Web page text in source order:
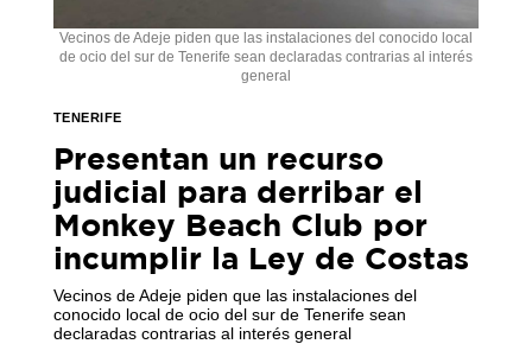
Vecinos de Adeje piden que las instalaciones del conocido local
de ocio del sur de Tenerife sean declaradas contrarias al interés
general
TENERIFE
Presentan un recurso
judicial para derribar el
Monkey Beach Club por
incumplir la Ley de Costas
Vecinos de Adeje piden que las instalaciones del
conocido local de ocio del sur de Tenerife sean
declaradas contrarias al interés general